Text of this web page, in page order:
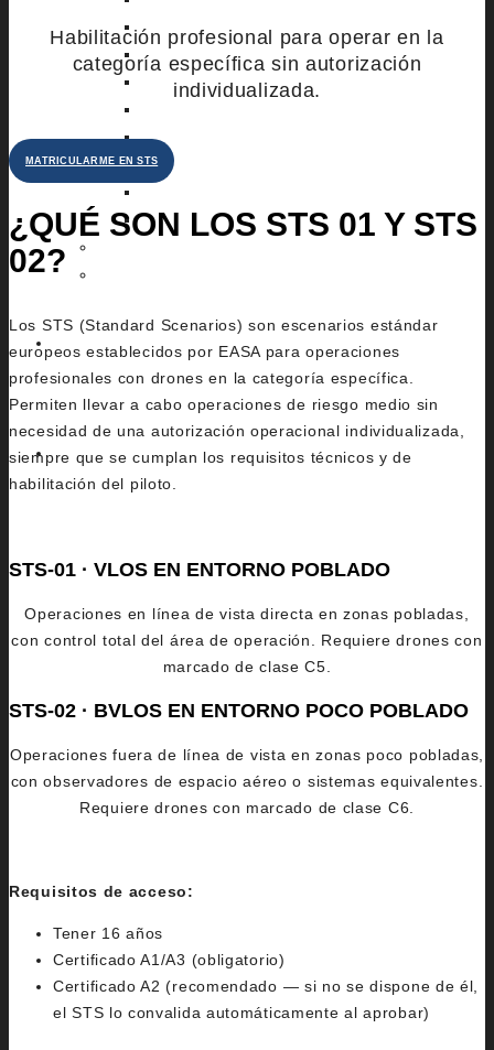
MAVIC 3
MAVIC AIR 2S
AVATA 2
MATRICE M400 RTK
MINICHRONOS
ARES
CONTACTO
ES
Habilitación profesional para operar en la
categoría específica sin autorización
individualizada.
MATRICULARME EN STS
¿QUÉ SON LOS STS 01 Y STS
02?
Los STS (Standard Scenarios) son escenarios estándar
europeos establecidos por EASA para operaciones
profesionales con drones en la categoría específica.
Permiten llevar a cabo operaciones de riesgo medio sin
necesidad de una autorización operacional individualizada,
siempre que se cumplan los requisitos técnicos y de
habilitación del piloto.
STS-01 · VLOS EN ENTORNO POBLADO
Operaciones en línea de vista directa en zonas pobladas,
con control total del área de operación. Requiere drones con
marcado de clase C5.
STS-02 · BVLOS EN ENTORNO POCO POBLADO
Operaciones fuera de línea de vista en zonas poco pobladas,
con observadores de espacio aéreo o sistemas equivalentes.
Requiere drones con marcado de clase C6.
Requisitos de acceso:
Tener 16 años
Certificado A1/A3 (obligatorio)
Certificado A2 (recomendado — si no se dispone de él,
el STS lo convalida automáticamente al aprobar)